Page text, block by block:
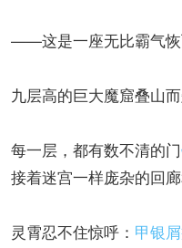
——这是一座无比霸气恢
九层高的巨大魔窟叠山而
每一层，都有数不清的门
接着迷宫一样庞杂的回廊
灵霄忍不住惊呼： 甲银